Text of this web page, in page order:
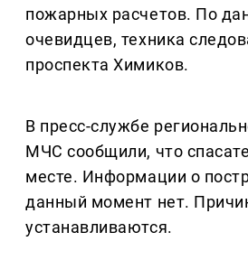
пожарных расчетов. По
очевидцев, техника
проспекта Химиков.
В пресс-службе
МЧС сообщили, что
месте. Информации о
данный момент нет.
устанавливаются.